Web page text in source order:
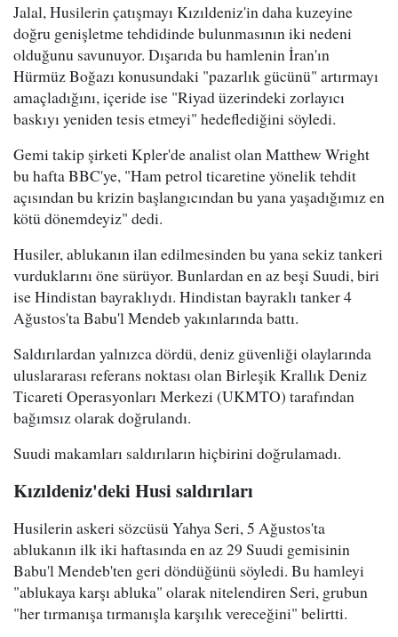
Jalal, Husilerin çatışmayı Kızıldeniz'in daha kuzeyine
doğru genişletme tehdidinde bulunmasının iki nedeni
olduğunu savunuyor. Dışarıda bu hamlenin İran'ın
Hürmüz Boğazı konusundaki "pazarlık gücünü" artırmayı
amaçladığını, içeride ise "Riyad üzerindeki zorlayıcı
baskıyı yeniden tesis etmeyi" hedeflediğini söyledi.
Gemi takip şirketi Kpler'de analist olan Matthew Wright
bu hafta BBC'ye, "Ham petrol ticaretine yönelik tehdit
açısından bu krizin başlangıcından bu yana yaşadığımız en
kötü dönemdeyiz" dedi.
Husiler, ablukanın ilan edilmesinden bu yana sekiz tankeri
vurduklarını öne sürüyor. Bunlardan en az beşi Suudi, biri
ise Hindistan bayraklıydı. Hindistan bayraklı tanker 4
Ağustos'ta Babu'l Mendeb yakınlarında battı.
Saldırılardan yalnızca dördü, deniz güvenliği olaylarında
uluslararası referans noktası olan Birleşik Krallık Deniz
Ticareti Operasyonları Merkezi (UKMTO) tarafından
bağımsız olarak doğrulandı.
Suudi makamları saldırıların hiçbirini doğrulamadı.
Kızıldeniz'deki Husi saldırıları
Husilerin askeri sözcüsü Yahya Seri, 5 Ağustos'ta
ablukanın ilk iki haftasında en az 29 Suudi gemisinin
Babu'l Mendeb'ten geri döndüğünü söyledi. Bu hamleyi
"ablukaya karşı abluka" olarak nitelendiren Seri, grubun
"her tırmanışa tırmanışla karşılık vereceğini" belirtti.